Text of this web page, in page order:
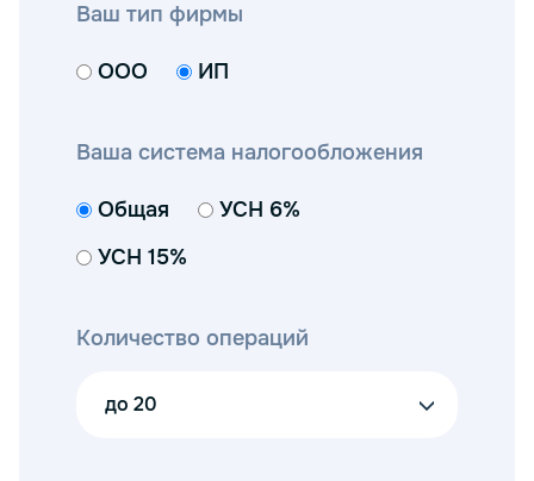
Ваш тип фирмы
ООО ИП
Ваша система налогообложения
Общая
УСН 6%
УСН 15%
Количество операций
до 20